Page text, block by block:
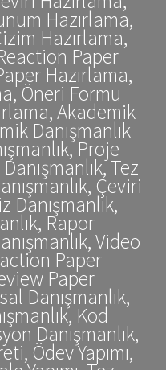
Hazırlama,
Hazırlama,
Paper
Hazırlama,
Öneri Formu
Akademik
Danışmanlık
Proje
Tez
Çeviri
Danışmanlık,
Rapor
Video
Paper
Paper
Danışmanlık,
Kod
Danışmanlık,
Ödev Yapımı,